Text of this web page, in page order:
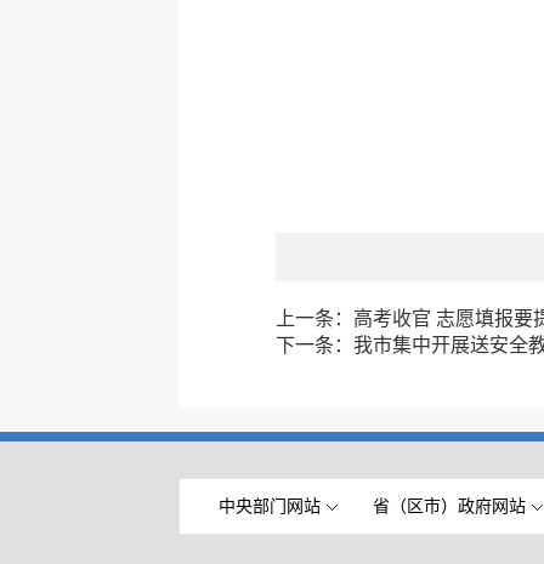
上一条： 高考收官 志愿填报要
下一条： 我市集中开展送安全
中央部门网站 省（区市）政府网站